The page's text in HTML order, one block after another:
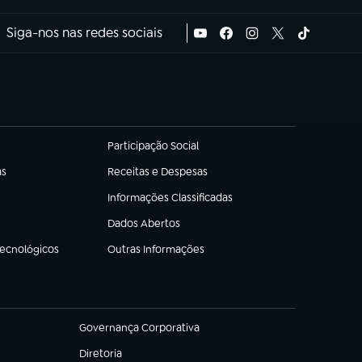
Siga-nos nas redes sociais
Participação Social
(abre em nova aba)
Receitas e Despesas
(abre em nova aba)
Informações Classificadas
(abre em nova aba)
Dados Abertos
(abre em nova aba)
Outras Informações
(abre em nova aba)
Governança Corporativa
(abre em nova aba)
Diretoria
(abre em nova aba)